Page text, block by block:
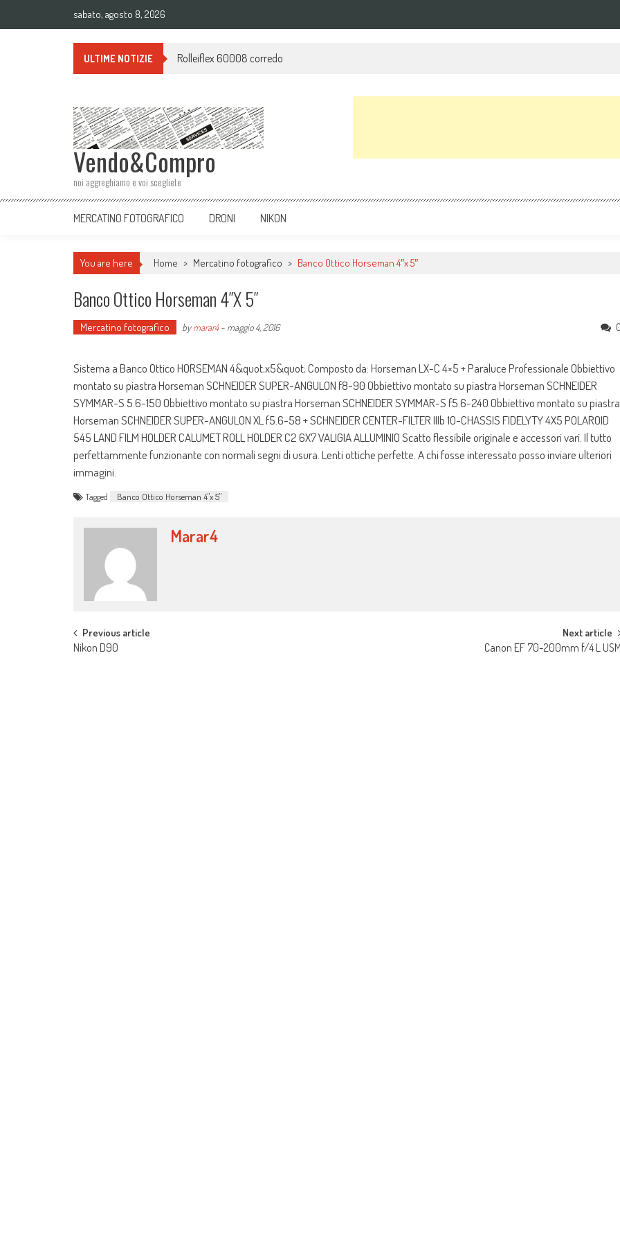
sabato, agosto 8, 2026
ULTIME NOTIZIE Rolleiflex 60008 corredo
Vendo&Compro
noi aggreghiamo e voi scegliete
MERCATINO FOTOGRAFICO DRONI NIKON
You are here Home > Mercatino fotografico > Banco Ottico Horseman 4″x 5″
Banco Ottico Horseman 4″x 5″
Mercatino fotografico bymarar4- maggio 4, 2016
Sistema a Banco Ottico HORSEMAN 4&quot;x5&quot; Composto da: Horseman LX-C 4×5 + Paraluce Professionale Obbiettivo
montato su piastra Horseman SCHNEIDER SUPER-ANGULON f8-90 Obbiettivo montato su piastra Horseman SCHNEIDER
SYMMAR-S 5.6-150 Obbiettivo montato su piastra Horseman SCHNEIDER SYMMAR-S f5.6-240 Obbiettivo montato su piastra
Horseman SCHNEIDER SUPER-ANGULON XL f5.6-58 + SCHNEIDER CENTER-FILTER IIIb 10-CHASSIS FIDELYTY 4X5 POLAROID
545 LAND FILM HOLDER CALUMET ROLL HOLDER C2 6X7 VALIGIA ALLUMINIO Scatto flessibile originale e accessori vari. Il tutto
perfettammente funzionante con normali segni di usura. Lenti ottiche perfette. A chi fosse interessato posso inviare ulteriori
immagini.
Tagged Banco Ottico Horseman 4"x 5"
Marar4
Post navigation
Previous article
Nikon D90
Next article
Canon EF 70-200mm f/4 L